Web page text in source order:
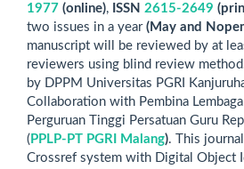
1977 (online), ISSN 2615-2649
two issues in a year (May and
manuscript will be reviewed by at
reviewers using blind review
by DPPM Universitas PGRI
Collaboration with Pembina
Perguruan Tinggi Persatuan Guru
( PPLP-PT PGRI Malang). This
Crossref system with Digital Object